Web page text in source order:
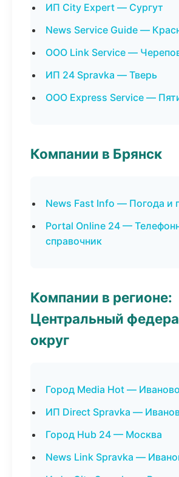
ИП City Expert — Сургут
News Service Guide —
ООО Link Service —
ИП 24 Spravka — Тверь
ООО Express Service —
Компании в Брянск
News Fast Info — Погода и
Portal Online 24 —
справочник
Компании в регионе:
Центральный
округ
Город Media Hot — Иваново
ИП Direct Spravka —
Город Hub 24 — Москва
News Link Spravka —